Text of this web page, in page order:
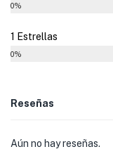
0%
1 Estrellas
0%
Reseñas
Aún no hay reseñas.